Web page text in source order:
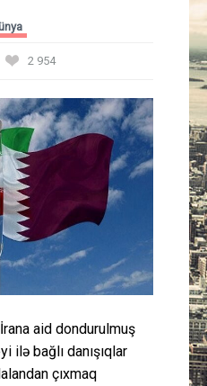
Güney Azərbaycan
Mədəniyyət
Müsahibə
İdman
Gündəm
Cəmiyyət
2 954
aid dondurulmuş
ilə bağlı danışıqlar
çıxmaq